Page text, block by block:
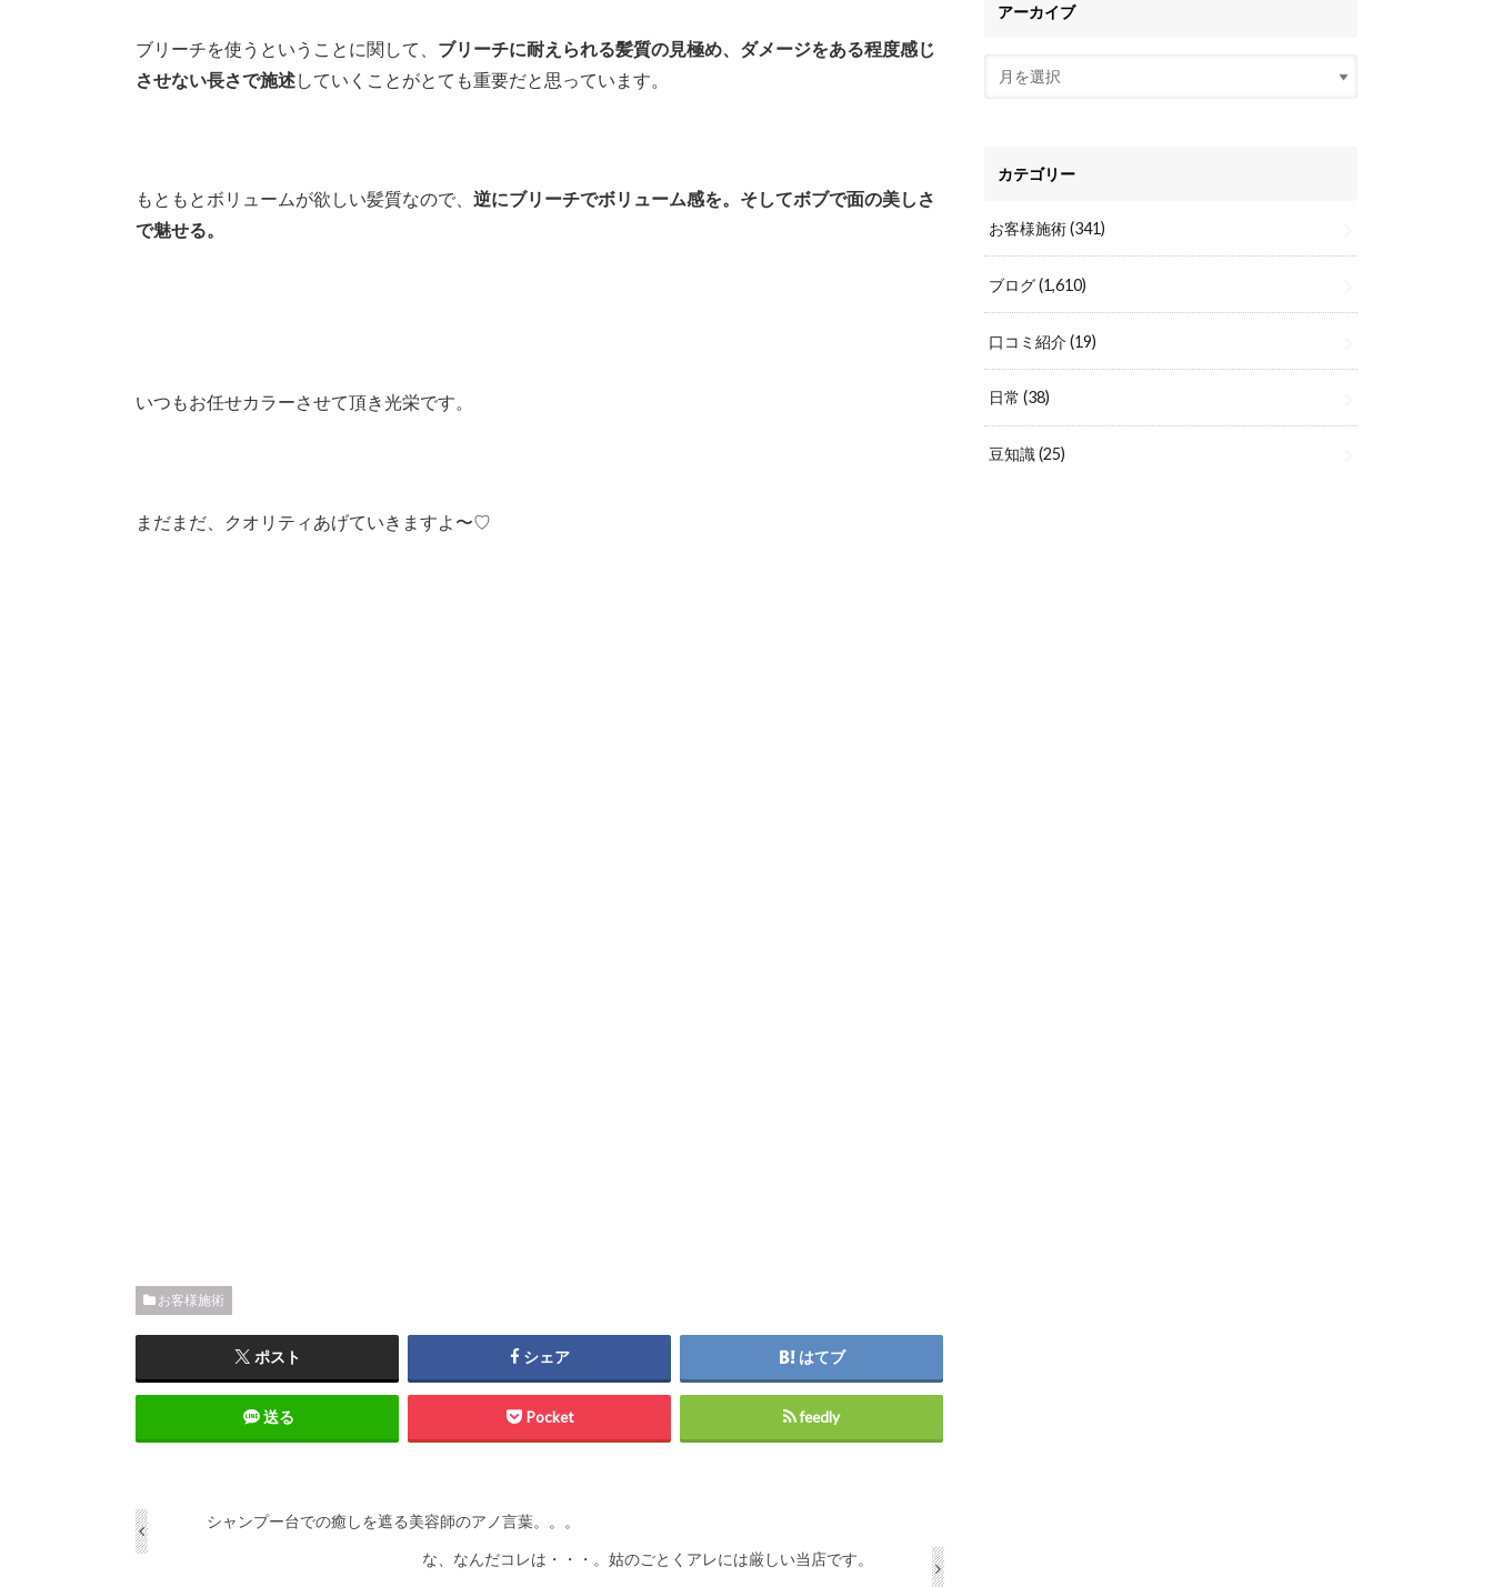
ブリーチを使うということに関して、 ブリーチに耐えられる髪質の見極め、ダメージをある程度感じ
させない長さで施述していくことがとても重要だと思っています。
もともとボリュームが欲しい髪質なので、 逆にブリーチでボリューム感を。そしてボブで面の美しさ
で魅せる。
いつもお任せカラーさせて頂き光栄です。
まだまだ、クオリティあげていきますよ〜♡
お客様施術
ポスト シェア はてブ
送る Pocket feedly
シャンプー台での癒しを遮る美容師のアノ言葉。。。
な、なんだコレは・・・。姑のごとくアレには厳しい当店です。
アーカイブ
カテゴリー
お客様施術(341)
ブログ(1,610)
口コミ紹介(19)
日常(38)
豆知識(25)